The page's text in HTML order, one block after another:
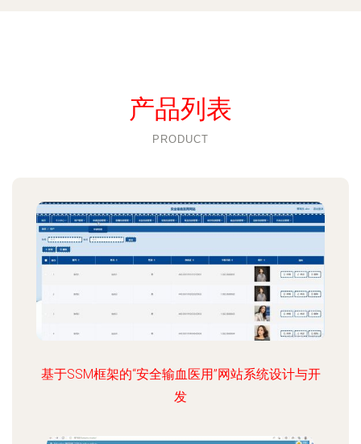
产品列表
PRODUCT
基于SSM框架的“安全输血医用”网站系统设计与开
发